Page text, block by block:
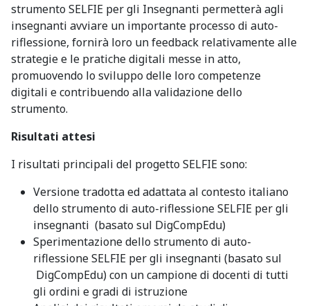
strumento SELFIE per gli Insegnanti permetterà agli
insegnanti avviare un importante processo di auto-
riflessione, fornirà loro un feedback relativamente alle
strategie e le pratiche digitali messe in atto,
promuovendo lo sviluppo delle loro competenze
digitali e contribuendo alla validazione dello
strumento.
Risultati attesi
I risultati principali del progetto SELFIE sono:
Versione tradotta ed adattata al contesto italiano
dello strumento di auto-riflessione SELFIE per gli
insegnanti (basato sul DigCompEdu)
Sperimentazione dello strumento di auto-
riflessione SELFIE per gli insegnanti (basato sul
DigCompEdu) con un campione di docenti di tutti
gli ordini e gradi di istruzione